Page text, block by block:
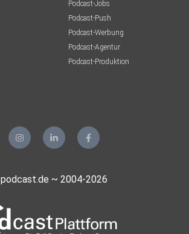
Podcast-Jobs
Podcast-Push
Podcast-Werbung
Podcast-Agentur
Podcast-Produktion
podcast.de ~ 2004-2026